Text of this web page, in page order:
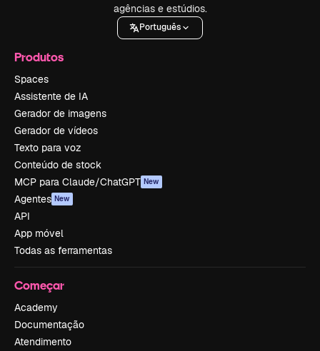
agências e estúdios.
Português
Produtos
Spaces
Assistente de IA
Gerador de imagens
Gerador de vídeos
Texto para voz
Conteúdo de stock
MCP para Claude/ChatGPT New
Agentes New
API
App móvel
Todas as ferramentas
Começar
Academy
Documentação
Atendimento